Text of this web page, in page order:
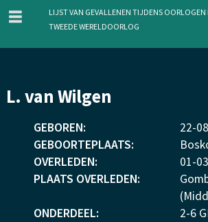
en
inhoud
menu
Lijst van gevallenen tijdens oorlogen
Tweede Wereldoorlog
L. van Wilgen
GEBOREN: 22-08
GEBOORTEPLAATS:
OVERLEDEN:
01-03
PLAATS OVERLEDEN:
ONDERDEEL:
2-6